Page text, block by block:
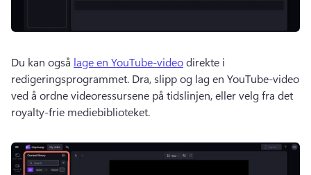
Du kan også lage en YouTube-video direkte i
redigeringsprogrammet. Dra, slipp og lag en YouTube-video
ved å ordne videoressursene på tidslinjen, eller velg fra det
royalty-frie mediebiblioteket.